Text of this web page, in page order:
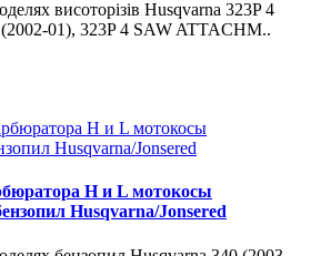
висоторізів Husqvarna 323P 4
01), 323P 4 SAW ATTACHM..
Н и L мотокосы
Husqvarna/Jonsered